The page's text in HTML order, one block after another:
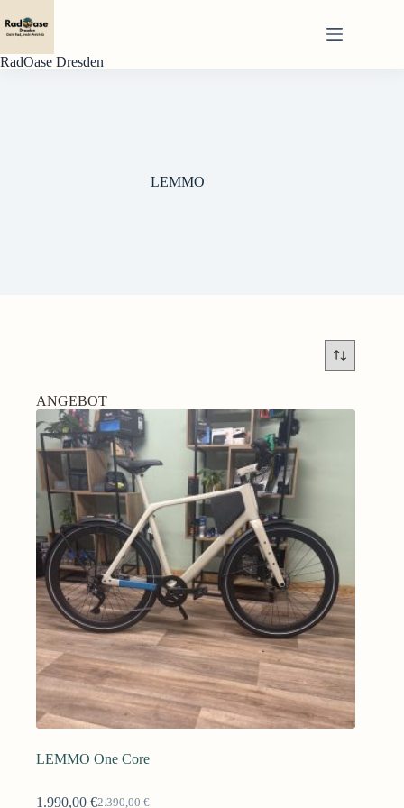
Inhalt
springen
RadOase Dresden
LEMMO
ANGEBOT
LEMMO One Core
2.390,00€
1.990,00 €